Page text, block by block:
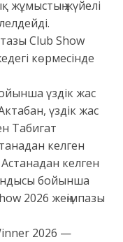
жүйелі
Club Show
көрмесінде
үздік жас
үздік жас
Табигат
келген
келген
бойынша
2026 жеңімпазы
2026 —